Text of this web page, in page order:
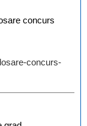
concurs
concurs-